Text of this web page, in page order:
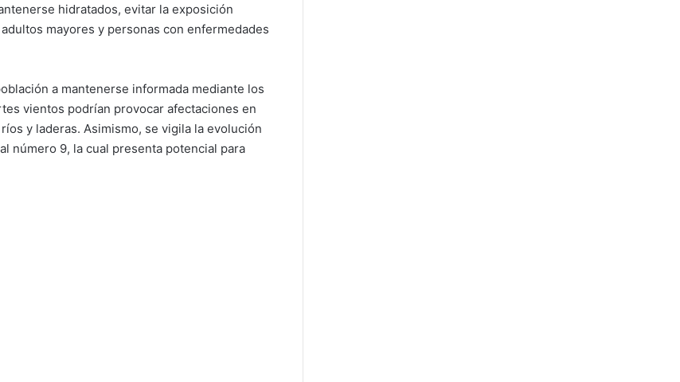
hidratados, evitar la exposición
mayores y personas con enfermedades
a mantenerse informada mediante los
vientos podrían provocar afectaciones en
y laderas. Asimismo, se vigila la evolución
número 9, la cual presenta potencial para